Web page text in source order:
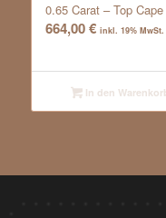
0.65 Carat – Top
664,00€ inkl. 19%
In den